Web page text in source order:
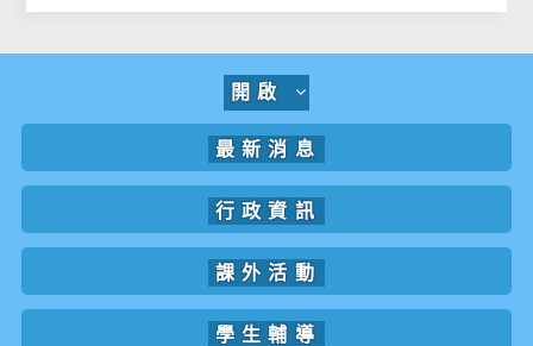
開啟
最新消息
行政資訊
課外活動
學生輔導